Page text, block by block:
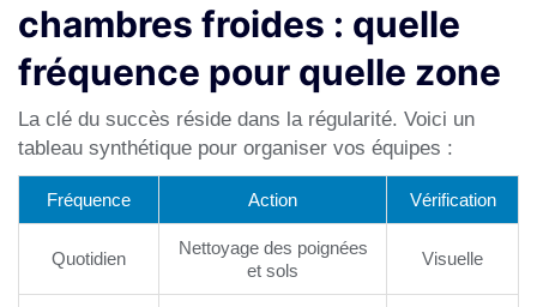
chambres froides : quelle
fréquence pour quelle zone
La clé du succès réside dans la régularité. Voici un
tableau synthétique pour organiser vos équipes :
Fréquence Action Vérification
Quotidien
Nettoyage des poignées
et sols
Visuelle